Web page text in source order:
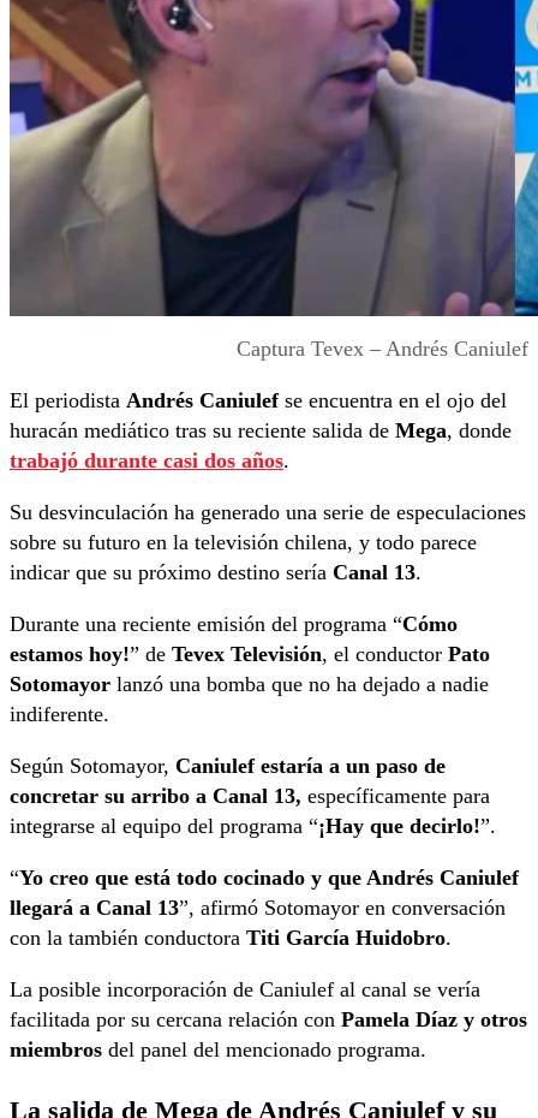
Captura Tevex – Andrés Caniulef
El periodista Andrés Caniulefse encuentra en el ojo del
huracán mediático tras su reciente salida de Mega, donde
trabajó durante casi dos años.
Su desvinculación ha generado una serie de especulaciones
sobre su futuro en la televisión chilena, y todo parece
indicar que su próximo destino sería Canal 13.
Durante una reciente emisión del programa “Cómo
estamos hoy!” de Tevex Televisión, el conductor Pato
Sotomayor lanzó una bomba que no ha dejado a nadie
indiferente.
Según Sotomayor, Caniulef estaría a un paso de
concretar su arribo a Canal 13, específicamente para
integrarse al equipo del programa “¡Hay que decirlo!”.
“Yo creo que está todo cocinado y que Andrés Caniulef
llegará a Canal 13”, afirmó Sotomayor en conversación
con la también conductora Titi García Huidobro.
La posible incorporación de Caniulef al canal se vería
facilitada por su cercana relación con Pamela Díaz y otros
miembros del panel del mencionado programa.
La salida de Mega de Andrés Caniulef y su